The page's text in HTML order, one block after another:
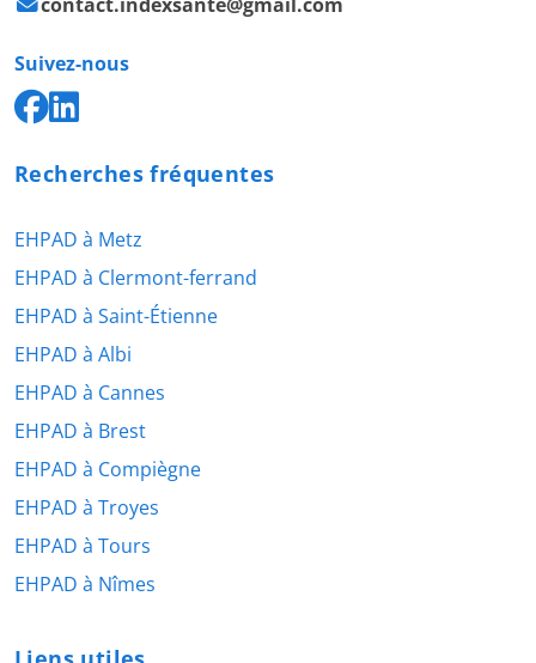
Suivez-nous
Recherches fréquentes
EHPAD à Metz
EHPAD à Clermont-ferrand
EHPAD à Saint-Étienne
EHPAD à Albi
EHPAD à Cannes
EHPAD à Brest
EHPAD à Compiègne
EHPAD à Troyes
EHPAD à Tours
EHPAD à Nîmes